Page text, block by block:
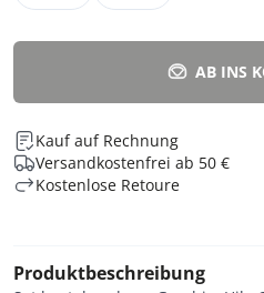
AB INS
Kauf auf Rechnung
Versandkostenfrei ab 50 €
Kostenlose Retoure
Produktbeschreibung